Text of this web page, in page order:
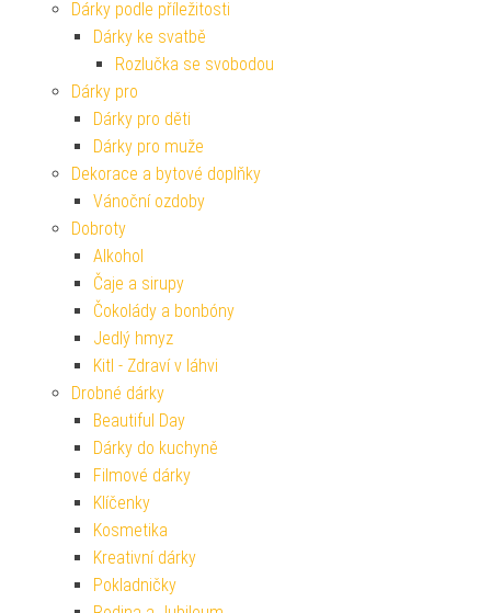
Dárky podle příležitosti
Dárky ke svatbě
Rozlučka se svobodou
Dárky pro
Dárky pro děti
Dárky pro muže
Dekorace a bytové doplňky
Vánoční ozdoby
Dobroty
Alkohol
Čaje a sirupy
Čokolády a bonbóny
Jedlý hmyz
Kitl - Zdraví v láhvi
Drobné dárky
Beautiful Day
Dárky do kuchyně
Filmové dárky
Klíčenky
Kosmetika
Kreativní dárky
Pokladničky